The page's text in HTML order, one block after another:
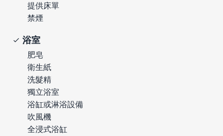
提供床單
禁煙
浴室
肥皂
衛生紙
洗髮精
獨立浴室
浴缸或淋浴設備
吹風機
全浸式浴缸